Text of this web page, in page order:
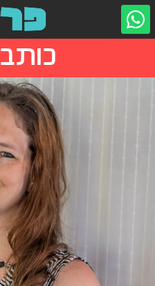
כותב